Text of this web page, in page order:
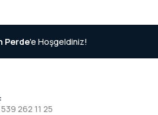
Perde'e Hoşgeldiniz!
262 11 25